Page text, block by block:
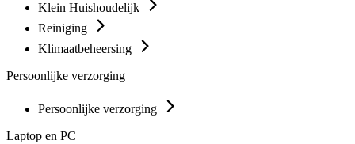
Klein Huishoudelijk
Reiniging
Klimaatbeheersing
Persoonlijke verzorging
Persoonlijke verzorging
Laptop en PC